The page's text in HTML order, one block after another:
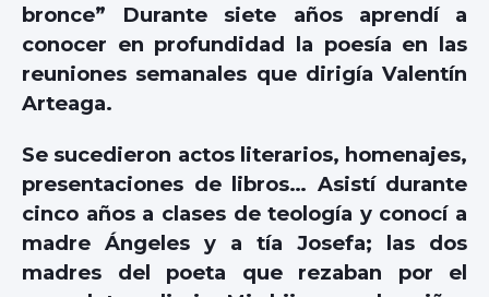
bronce” Durante siete años aprendí a
conocer en profundidad la poesía en las
reuniones semanales que dirigía Valentín
Arteaga.
Se sucedieron actos literarios, homenajes,
presentaciones de libros… Asistí durante
cinco años a clases de teología y conocí a
madre Ángeles y a tía Josefa; las dos
madres del poeta que rezaban por el